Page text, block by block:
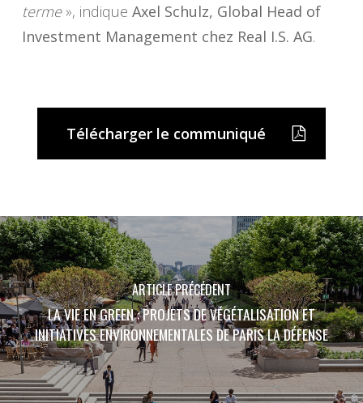
terme», indique Axel Schulz, Global Head of
Investment Management chez Real I.S. AG.
Télécharger le communiqué
ARTICLE PRÉCÉDENT
LA VIE EN GREEN : PROJETS DE VÉGÉTALISATION ET
INITIATIVES ENVIRONNEMENTALES DE PARIS LA DÉFENSE